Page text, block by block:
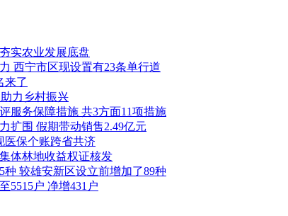
实农业发展底盘
西宁市区现设置有23条单行道
来了
力乡村振兴
服务保障措施 共3方面11项措施
扩围 假期带动销售2.49亿元
医保个账跨省共济
体林地收益权证核发
种 较雄安新区设立前增加了89种
5515户 净增431户